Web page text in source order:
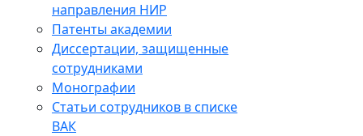
направления НИР
Патенты академии
Диссертации, защищенные
сотрудниками
Монографии
Статьи сотрудников в списке
ВАК